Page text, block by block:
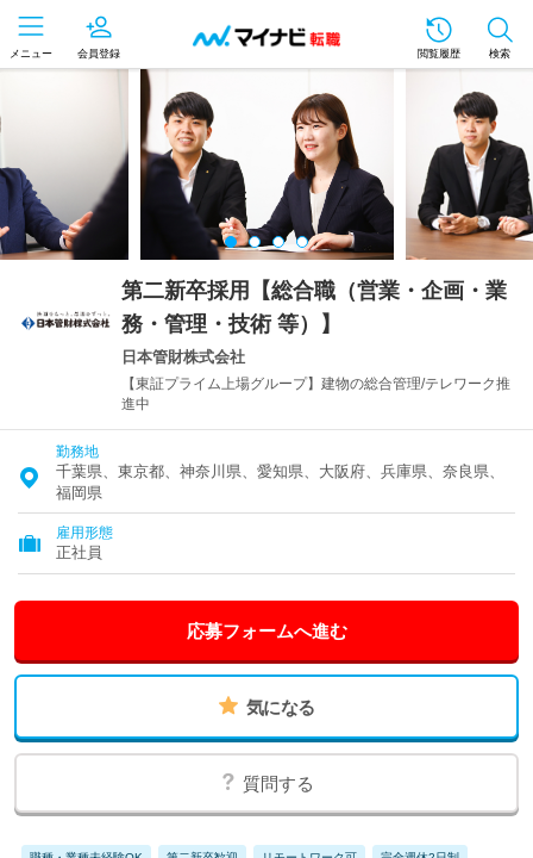
メニュー 会員登録 閲覧履歴 検索
第二新卒採用【総合職（営業・企画・業
務・管理・技術 等）】
日本管財株式会社
【東証プライム上場グループ】建物の総合管理/テレワーク推
進中
勤務地
千葉県、東京都、神奈川県、愛知県、大阪府、兵庫県、奈良県、
福岡県
雇用形態
正社員
応募フォームへ進む
気になる
質問する